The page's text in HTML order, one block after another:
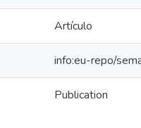
Artículo
info:eu-repo/
Publication